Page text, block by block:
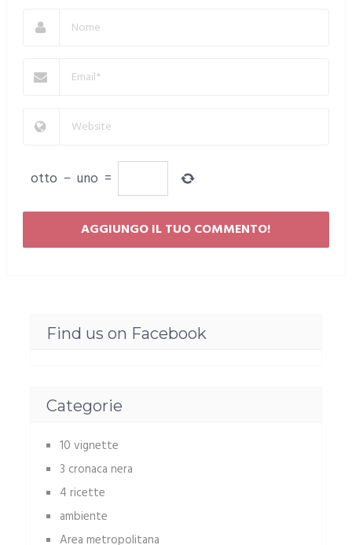
otto − uno =
Find us on Facebook
Categorie
10 vignette
3 cronaca nera
4 ricette
ambiente
Area metropolitana